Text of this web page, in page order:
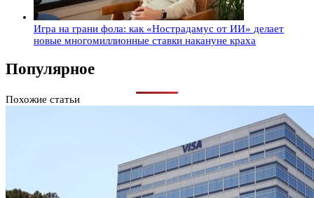
Игра на грани фола: как «Нострадамус от ИИ» делает
новые многомиллионные ставки накануне краха
Популярное
Похожие статьи